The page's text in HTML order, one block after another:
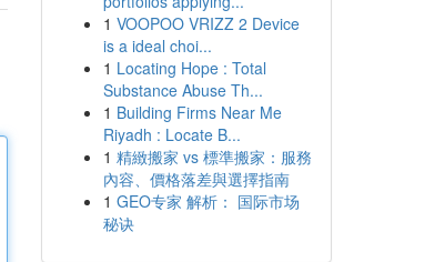
1 VOOPOO VRIZZ 2 Device
is a ideal choi...
1 Locating Hope : Total
Substance Abuse Th...
1 Building Firms Near Me
Riyadh : Locate B...
1 精緻搬家 vs 標準搬家：服務
內容、價格落差與選擇指南
1 GEO专家 解析： 国际市场
秘诀